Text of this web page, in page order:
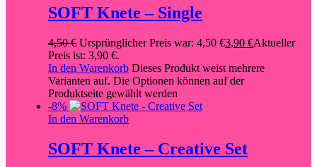
SOFT Knete – Single
4,50€ Ursprünglicher Preis war: 4,50 €3,90 €Aktueller
Preis ist: 3,90 €.
In den Warenkorb Dieses Produkt weist mehrere
Varianten auf. Die Optionen können auf der
Produktseite gewählt werden
-8%
In den Warenkorb
SOFT Knete – Creative Set